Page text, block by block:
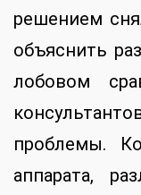
решением
объяснить
лобовом
проблемы.
аппарата,